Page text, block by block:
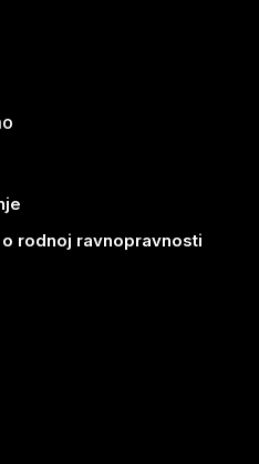
rodnoj ravnopravnosti